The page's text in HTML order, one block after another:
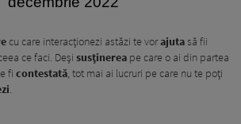
cu care interacționezi astăzi te vorajutasă fii
ce faci. Deși susținerea pe care o ai din partea
fi contestată, tot mai ai lucruri pe care nu te poți
.